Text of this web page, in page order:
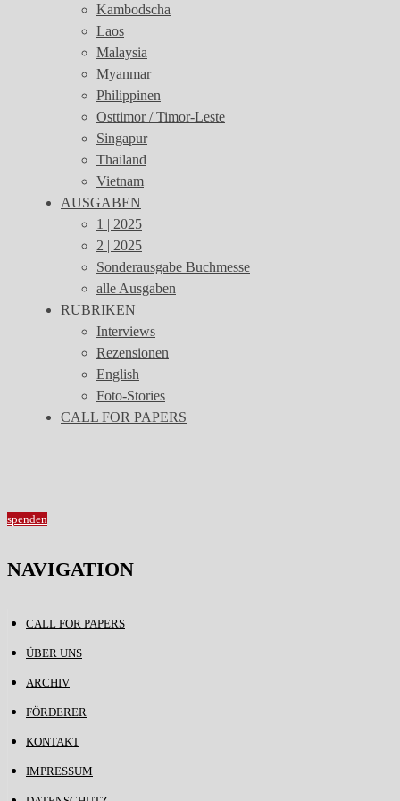
Kambodscha
Laos
Malaysia
Myanmar
Philippinen
Osttimor / Timor-Leste
Singapur
Thailand
Vietnam
AUSGABEN
1 | 2025
2 | 2025
Sonderausgabe Buchmesse
alle Ausgaben
RUBRIKEN
Interviews
Rezensionen
English
Foto-Stories
CALL FOR PAPERS
spenden
NAVIGATION
CALL FOR PAPERS
ÜBER UNS
ARCHIV
FÖRDERER
KONTAKT
IMPRESSUM